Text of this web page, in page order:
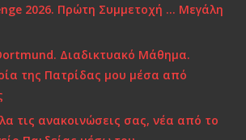
Η Παιδεία είναι το μόνο
και ξεκινά από το σπίτι
2026. Πρώτη Συμμετοχή … Μεγάλη
Διαδικτυακό Μάθημα.
της Πατρίδας μου μέσα από
τις ανακοινώσεις σας, νέα από το